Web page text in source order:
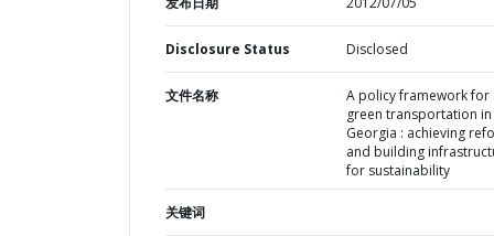
Disclosure Status Disclosed
文件名称
A policy framework for
green transportation in
Georgia : achieving
and building
for sustainability
关键词